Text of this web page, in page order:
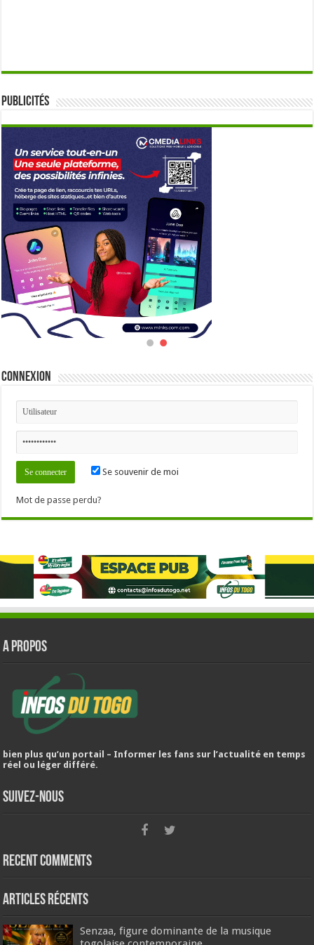
Publicités
Connexion
Se souvenir de moi
Mot de passe perdu?
A PROPOS
bien plus qu’un portail – Informer les fans sur l’actualité en temps
réel ou léger différé.
Suivez-nous
Recent Comments
Articles récents
Senzaa, figure dominante de la musique